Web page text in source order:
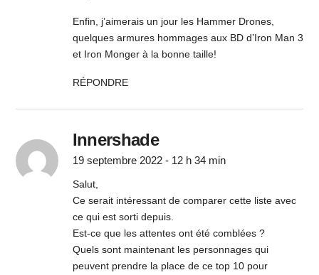
Enfin, j’aimerais un jour les Hammer Drones,
quelques armures hommages aux BD d’Iron Man 3
et Iron Monger à la bonne taille!
RÉPONDRE
Innershade
19 septembre 2022 - 12 h 34 min
Salut,
Ce serait intéressant de comparer cette liste avec
ce qui est sorti depuis.
Est-ce que les attentes ont été comblées ?
Quels sont maintenant les personnages qui
peuvent prendre la place de ce top 10 pour